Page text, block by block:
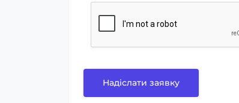
Надіслати заявку